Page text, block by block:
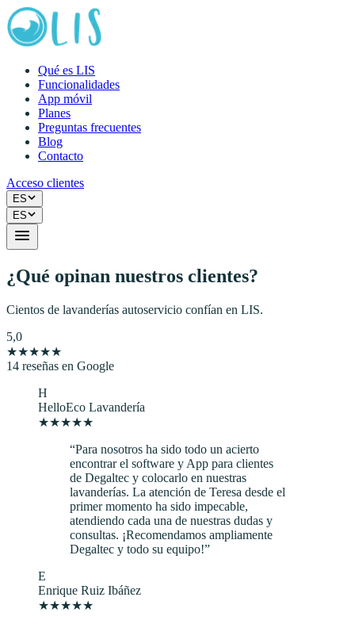
Qué es LIS
Funcionalidades
App móvil
Planes
Preguntas frecuentes
Blog
Contacto
Acceso clientes
ES
ES
¿Qué opinan nuestros clientes?
Cientos de lavanderías autoservicio confían en LIS.
5,0
★★★★★
14 reseñas en Google
H
HelloEco Lavandería
★★★★★
“Para nosotros ha sido todo un acierto
encontrar el software y App para clientes
de Degaltec y colocarlo en nuestras
lavanderías. La atención de Teresa desde el
primer momento ha sido impecable,
atendiendo cada una de nuestras dudas y
consultas. ¡Recomendamos ampliamente
Degaltec y todo su equipo!”
E
Enrique Ruiz Ibáñez
★★★★★